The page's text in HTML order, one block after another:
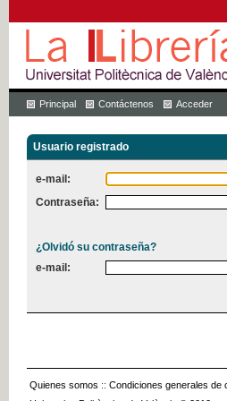
Principal Contáctenos Acceder
Usuario registrado
e-mail:
Contraseña:
¿Olvidó su contraseña?
e-mail:
Quienes somos :: Condiciones generales de